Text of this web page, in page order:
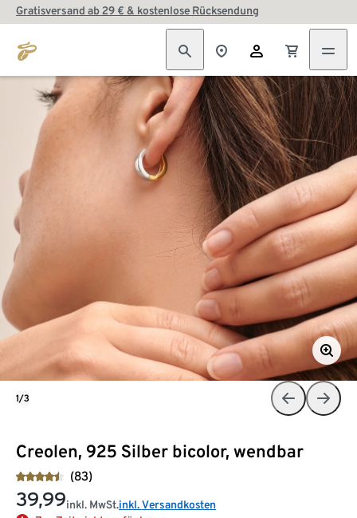
Gratisversand ab 29 € & kostenlose Rücksendung
Creolen, 925 Silber bicolor, wendbar
(83)
39,99inkl. MwSt.inkl. Versandkosten
1/3